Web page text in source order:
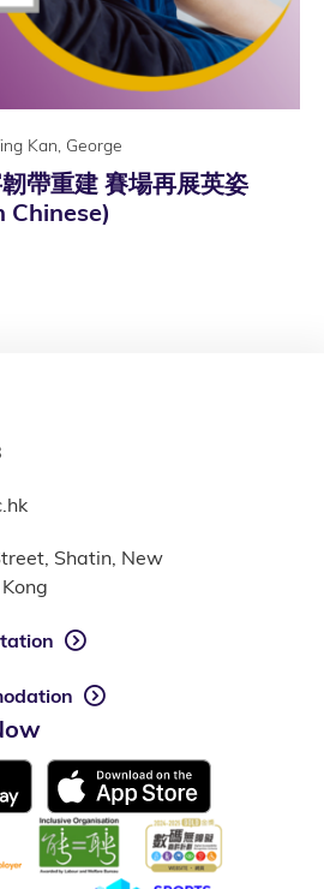
Kan, George
帶重建 賽場再展英姿
Chinese)
Shatin, New